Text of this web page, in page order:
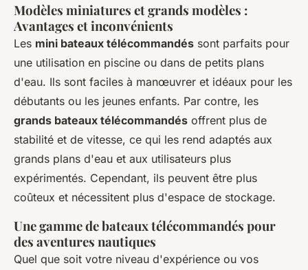
Modèles miniatures et grands modèles :
Avantages et inconvénients
Les mini bateaux télécommandés sont parfaits pour
une utilisation en piscine ou dans de petits plans
d'eau. Ils sont faciles à manœuvrer et idéaux pour les
débutants ou les jeunes enfants. Par contre, les
grands bateaux télécommandés offrent plus de
stabilité et de vitesse, ce qui les rend adaptés aux
grands plans d'eau et aux utilisateurs plus
expérimentés. Cependant, ils peuvent être plus
coûteux et nécessitent plus d'espace de stockage.
Une gamme de bateaux télécommandés pour
des aventures nautiques
Quel que soit votre niveau d'expérience ou vos